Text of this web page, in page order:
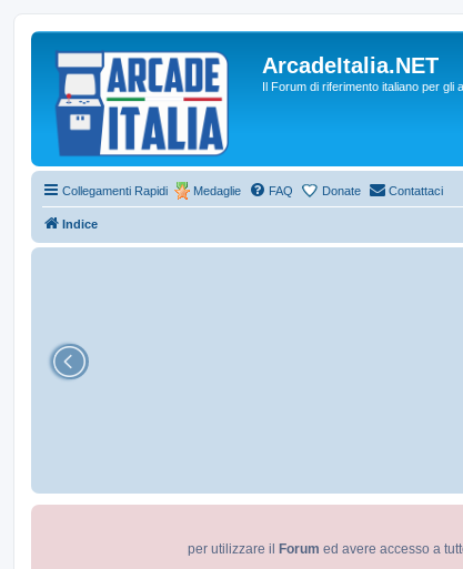
ArcadeItalia.NET
Il Forum di riferimento italiano per gli
Collegamenti Rapidi Medaglie FAQ Donate Contattaci
Indice
per utilizzare il
Forum ed avere accesso a